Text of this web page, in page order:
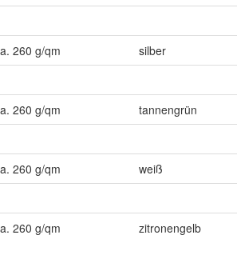
260 g/qm silber
260 g/qm tannengrün
260 g/qm weiß
260 g/qm zitronengelb